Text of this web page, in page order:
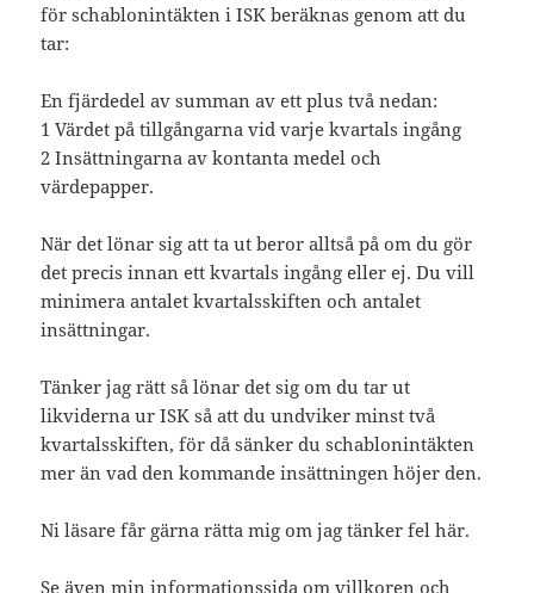
för schablonintäkten i ISK beräknas genom att du
tar:
En fjärdedel av summan av ett plus två nedan:
1 Värdet på tillgångarna vid varje kvartals ingång
2 Insättningarna av kontanta medel och
värdepapper.
När det lönar sig att ta ut beror alltså på om du gör
det precis innan ett kvartals ingång eller ej. Du vill
minimera antalet kvartalsskiften och antalet
insättningar.
Tänker jag rätt så lönar det sig om du tar ut
likviderna ur ISK så att du undviker minst två
kvartalsskiften, för då sänker du schablonintäkten
mer än vad den kommande insättningen höjer den.
Ni läsare får gärna rätta mig om jag tänker fel här.
Se även mininformationssida om villkoren och